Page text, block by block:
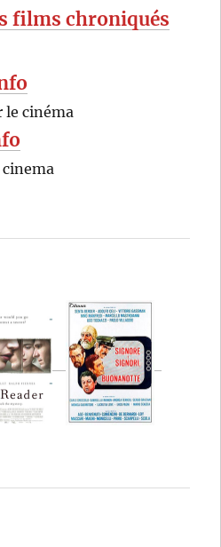
films chroniqués
le cinéma